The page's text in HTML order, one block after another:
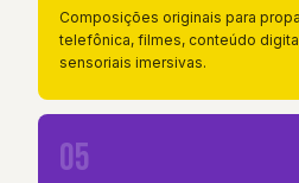
Composições originais para
telefônica, filmes, conteúdo
sensoriais imersivas.
05